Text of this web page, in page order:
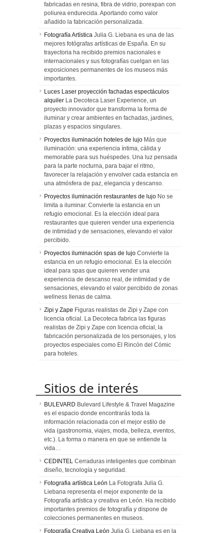
fabricadas en resina, fibra de vidrio, porexpan con
poliurea endurecida. Aportando como valor
añadido la fabricación personalizada.
Fotografía Artística Julia G. Liebana es una de las
mejores fotógrafas artísticas de España. En su
trayectoria ha recibido premios nacionales e
internacionales y sus fotografías cuelgan en las
exposiciones permanentes de los museos más
importantes.
Luces Laser proyección fachadas espectáculos
alquiler La Decoteca Laser Experience, un
proyecto innovador que transforma la forma de
iluminar y crear ambientes en fachadas, jardines,
plazas y espacios singulares.
Proyectos iluminación hoteles de lujo Más que
iluminación: una experiencia íntima, cálida y
memorable para sus huéspedes. Una luz pensada
para la parte nocturna, para bajar el ritmo,
favorecer la relajación y envolver cada estancia en
una atmósfera de paz, elegancia y descanso.
Proyectos iluminación restaurantes de lujo No se
limita a iluminar. Convierte la estancia en un
refugio emocional. Es la elección ideal para
restaurantes que quieren vender una experiencia
de intimidad y de sensaciones, elevando el valor
percibido.
Proyectos iluminación spas de lujo Convierte la
estancia en un refugio emocional. Es la elección
ideal para spas que quieren vender una
experiencia de descanso real, de intimidad y de
sensaciones, elevando el valor percibido de zonas
wellness llenas de calma.
Zipi y Zape Figuras realistas de Zipi y Zape con
licencia oficial. La Decoteca fabrica las figuras
realistas de Zipi y Zape con licencia oficial, la
fabricación personalizada de los personajes, y los
proyectos especiales como El Rincón del Cómic
para hoteles.
Sitios de interés
BULEVARD Bulevard Lifestyle & Travel Magazine
es el espacio donde encontrarás toda la
información relacionada con el mejor estilo de
vida (gastronomia, viajes, moda, belleza, eventos,
etc.). La forma o manera en que se entiende la
vida…
CEDINTEL Cerraduras inteligentes que combinan
diseño, tecnología y seguridad.
Fotografia artística León La Fotografa Julia G.
Liebana representa el mejor exponente de la
Fotografía artística y creativa en León. Ha recibido
importantes premios de fotografía y dispone de
colecciones permanentes en museos.
Fotografía Creativa León Julia G. Liebana es en la